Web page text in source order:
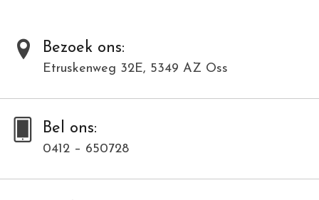
Bezoek ons:
Etruskenweg 32E, 5349 AZ Oss
Bel ons:
0412 – 650728